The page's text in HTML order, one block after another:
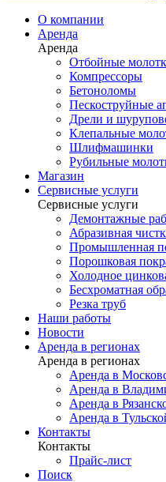
О компании
Аренда
Аренда
Отбойные
Компрессоры
Бетоноломы
Пескоструйные
Дрели и
Клепальные
Шлифмашинки
Рубильные
Магазин
Сервисные услуги
Сервисные услуги
Демонтажные
Абразивная
Промышленная
Порошковая
Холодное
Бесхроматная
Резка труб
Наши работы
Новости
Аренда в регионах
Аренда в регионах
Аренда в
Аренда в
Аренда в
Аренда в
Контакты
Контакты
Прайс-лист
Поиск